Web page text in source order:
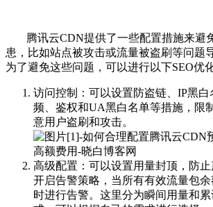
腾讯云CDN提供了一些配置措施来避
患，比如站点被攻击或流量被盗刷等问题
为了避免这些问题，可以进行以下SEO优
访问控制：可以设置防盗链、IP黑白
频、鉴权和UA黑白名单等措施，限
意用户盗刷和攻击。
高级配置：可以设置用量封顶，防
开启告警策略，当所有有效流量包
时进行告警。这里分为瞬间用量和